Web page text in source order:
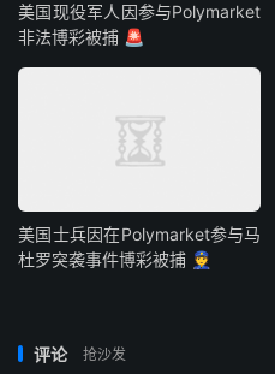
美国现役军人因参与Polymarket
非法博彩被捕 🚨
美国士兵因在Polymarket参与马
杜罗突袭事件博彩被捕 👮
评论 抢沙发